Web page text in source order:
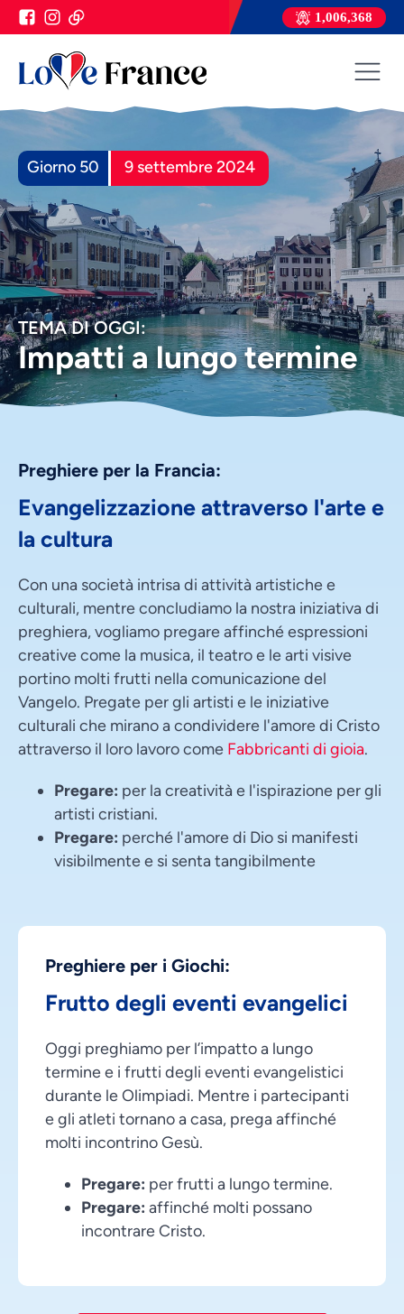
1,006,368
Giorno 50 9 settembre 2024
TEMA DI OGGI:
Impatti a lungo termine
Preghiere per la Francia:
Evangelizzazione attraverso l'arte e
la cultura
Con una società intrisa di attività artistiche e
culturali, mentre concludiamo la nostra iniziativa di
preghiera, vogliamo pregare affinché espressioni
creative come la musica, il teatro e le arti visive
portino molti frutti nella comunicazione del
Vangelo. Pregate per gli artisti e le iniziative
culturali che mirano a condividere l'amore di Cristo
attraverso il loro lavoro come Fabbricanti di gioia.
Pregare: per la creatività e l'ispirazione per gli
artisti cristiani.
Pregare: perché l'amore di Dio si manifesti
visibilmente e si senta tangibilmente
Preghiere per i Giochi:
Frutto degli eventi evangelici
Oggi preghiamo per l’impatto a lungo
termine e i frutti degli eventi evangelistici
durante le Olimpiadi. Mentre i partecipanti
e gli atleti tornano a casa, prega affinché
molti incontrino Gesù.
Pregare: per frutti a lungo termine.
Pregare: affinché molti possano
incontrare Cristo.